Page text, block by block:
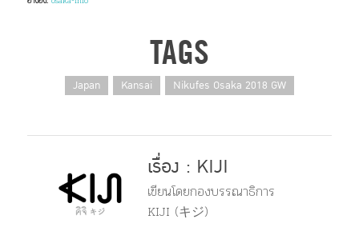
TAGS
Japan Kansai Nikufes Osaka 2018 GW
เรื่อง : KIJI
เขียนโดยกองบรรณาธิการ
KIJI (キジ)